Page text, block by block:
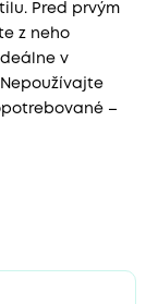
Pred prvým
z neho
v
–